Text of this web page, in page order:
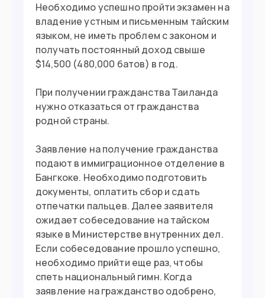
Необходимо успешно пройти экзамен на
владение устным и письменным тайским
языком, не иметь проблем с законом и
получать постоянный доход свыше
$14,500 (480,000 батов) в год.
При получении гражданства Таиланда
нужно отказаться от гражданства
родной страны.
Заявление на получение гражданства
подают в иммиграционное отделение в
Бангкоке. Необходимо подготовить
документы, оплатить сбор и сдать
отпечатки пальцев. Далее заявителя
ожидает собеседование на тайском
языке в Министерстве внутренних дел.
Если собеседование прошло успешно,
необходимо прийти еще раз, чтобы
спеть национальный гимн. Когда
заявление на гражданство одобрено,